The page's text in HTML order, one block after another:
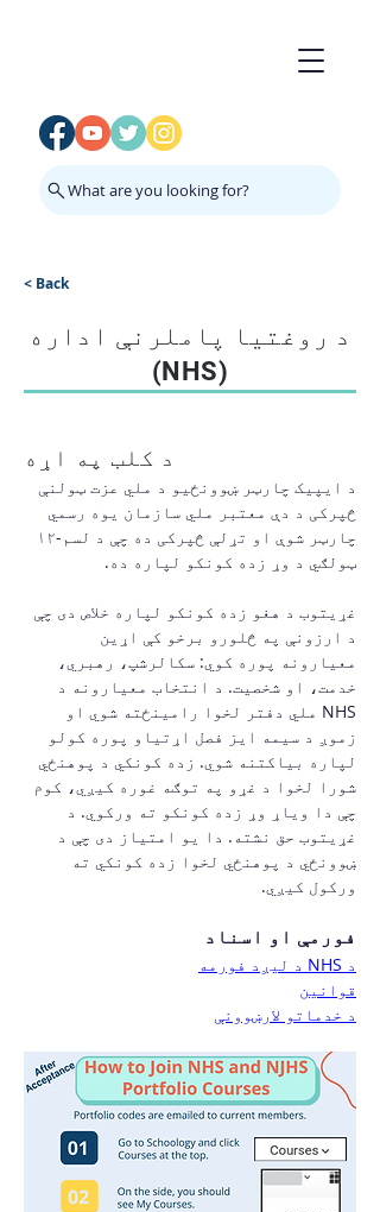
What are you looking for?
< Back
د روغتیا پاملرنې اداره
(NHS)
د کلب په اړه
د ایپیک چارټر ښوونځیو د ملي عزت ټولنې
څپرکی د دې معتبر ملي سازمان یوه رسمي
ټولګي د وړ زده کونکو لپاره ده.
غړیتوب د هغو زده کونکو لپاره خلاص دی چې
د ارزونې په څلورو برخو کې اړین
معیارونه پوره کوي: سکالرشپ، رهبري،
خدمت، او شخصیت. د انتخاب معیارونه د
NHS ملي دفتر لخوا رامینځته شوي او
زموږ د سیمه ایز فصل اړتیاو پوره کولو
لپاره بیاکتنه شوي. زده کونکي د پوهنځي
شورا لخوا د غړو په توګه غوره کیږي، کوم
چې دا ویاړ وړ زده کونکو ته ورکوي. د
غړیتوب حق نشته. دا یو امتیاز دی چې د
ښوونځي د پوهنځي لخوا زده کونکي ته
ورکول کیږي.
فورمې او اسناد
د NHS د لیږد فورمه
قوانین
د خدماتو لارښوونې